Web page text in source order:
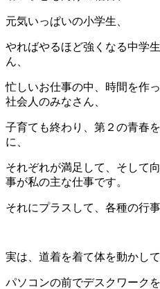
元気いっぱいの小学生、
やればやるほど強くなる中学
ん、
忙しいお仕事の中、時間を作
社会人のみなさん、
子育ても終わり、第２の青春
に、
それぞれが満足して、そして
事が私の主な仕事です。
それにプラスして、各種の行
実は、道着を着て体を動かし
パソコンの前でデスクワーク